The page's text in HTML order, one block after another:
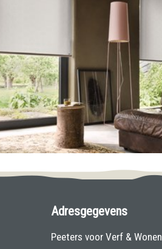
Adresgegevens
Peeters voor Verf & Wonen